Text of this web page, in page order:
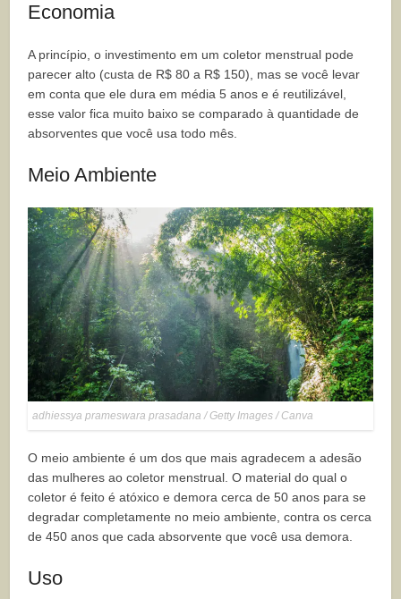
Economia
A princípio, o investimento em um coletor menstrual pode
parecer alto (custa de R$ 80 a R$ 150), mas se você levar
em conta que ele dura em média 5 anos e é reutilizável,
esse valor fica muito baixo se comparado à quantidade de
absorventes que você usa todo mês.
Meio Ambiente
adhiessya prameswara prasadana / Getty Images / Canva
O meio ambiente é um dos que mais agradecem a adesão
das mulheres ao coletor menstrual. O material do qual o
coletor é feito é atóxico e demora cerca de 50 anos para se
degradar completamente no meio ambiente, contra os cerca
de 450 anos que cada absorvente que você usa demora.
Uso